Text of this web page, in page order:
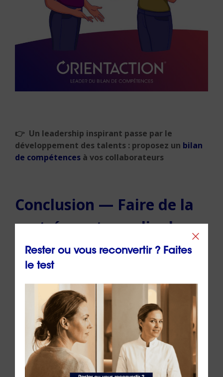
👉 Un leadership inspirant passe par le
développement des talents : proposez un bilan
de compétences à vos collaborateurs
Conclusion — Faire de la
rentrée un tremplin de
leadership
La rentrée n’est pas une formalité : c’est une
fenêtre stratégique pour affirmer son leadership.
En 2025, les clés résident dans la capacité à
redonner un cap collectif, à répondre aux attentes
individuelles et à s’appuyer sur des outils
structurants pour renforcer la motivation.
Le bilan de compétencesORIENTACTIONs’inscrit
Rester ou vous reconvertir ? Faites
le test